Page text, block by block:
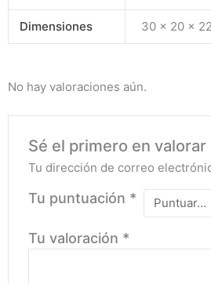
Dimensiones 30 × 20 ×
No hay valoraciones aún.
Sé el primero en valorar
Tu dirección de correo
Tu puntuación *
Tu valoración *